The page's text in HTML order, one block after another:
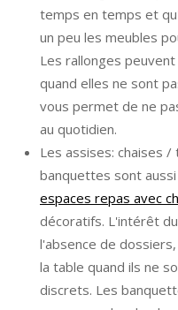
temps en temps et
un peu les meubles
Les rallonges
quand elles ne sont
vous permet de ne
au quotidien.
Les assises: chaises
banquettes sont aussi
espaces repas avec
décoratifs. L'intérêt
l'absence de
la table quand ils ne
discrets. Les